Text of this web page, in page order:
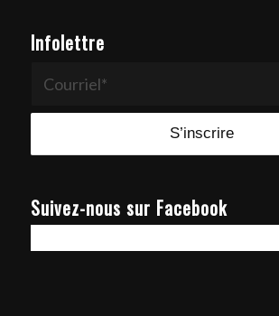
Infolettre
Suivez-nous sur Facebook